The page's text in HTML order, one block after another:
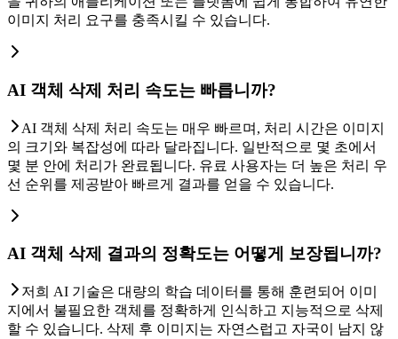
이미지 처리 요구를 충족시킬 수 있습니다.
AI 객체 삭제 처리 속도는 빠릅니까?
AI 객체 삭제 처리 속도는 매우 빠르며, 처리 시간은 이미지
의 크기와 복잡성에 따라 달라집니다. 일반적으로 몇 초에서
몇 분 안에 처리가 완료됩니다. 유료 사용자는 더 높은 처리 우
선 순위를 제공받아 빠르게 결과를 얻을 수 있습니다.
AI 객체 삭제 결과의 정확도는 어떻게 보장됩니까?
저희 AI 기술은 대량의 학습 데이터를 통해 훈련되어 이미
지에서 불필요한 객체를 정확하게 인식하고 지능적으로 삭제
할 수 있습니다. 삭제 후 이미지는 자연스럽고 자국이 남지 않